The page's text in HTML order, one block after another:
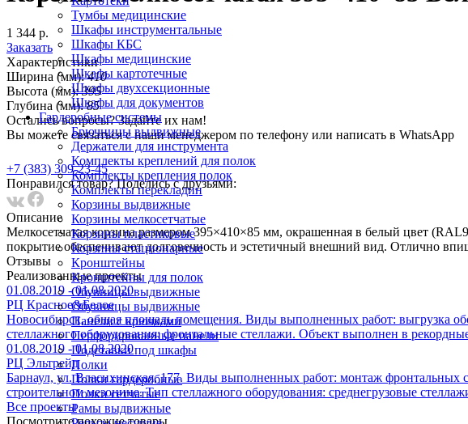
Тумбы медицинские
Шкафы инструментальные
Шкафы КБС
Шкафы медицинские
Шкафы картотечные
Шкафы двухсекционные
Шкафы для документов
Гардеробные системы
Брючницы выдвижные
Держатели для инструмента
Комплекты креплений для полок
Комплекты крепления полок
Комплекты перекладин
Корзины выдвижные
Корзины мелкосетчатые
Корзины пластиковые
Корзины стационарные
Кронштейны
Кронштейны для полок
Обувницы выдвижные
Обувницы выдвижные
Панели с крючками
Перфорированные панели
Подставки под шкафы
Полки
Полки гардеробные
Полки сетчатые
Рамы выдвижные
1 344 р.
Заказать
Характеристики
Ширина (мм):410
Высота (мм):395
Глубина (мм):85
Остались вопросы? Задайте их нам!
Вы можете связаться с наши менеджером по телефону или написать в WhatsApp
+7 (383) 309-23-45
Понравился товар? Поделись с друзьями:
Описание
Мелкосетчатая корзина размером 395×410×85 мм, окрашенная в белый цвет
покрытие обеспечивают долговечность и эстетичный внешний вид. Отлично
Отзывы
Реализованныe проекты
01.08.2019 - 01.08.2020
РЦ Красное&Белое
Новосибирск, общая площадь помещения. Виды выполненных работ: выгрузка
стеллажного оборудования: фронтальные стеллажи. Объект выполнен в
01.08.2019 - 01.08.2020
РЦ Эльтрейд
Барнаул, ул. Власихинская, 177. Виды выполненных работ: монтаж фронтальных
строительном мезонине. Тип стеллажного оборудования: среднегрузовые
Все проекты
Посмотрите похожие товары